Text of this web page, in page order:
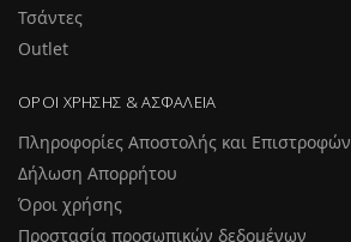
Τσάντες
Outlet
ΌΡΟΙ ΧΡΉΣΗΣ & ΑΣΦΆΛΕΙΑ
Πληροφορίες Αποστολής και Επιστροφών
Δήλωση Απορρήτου
Όροι χρήσης
Προστασία προσωπικών δεδομένων